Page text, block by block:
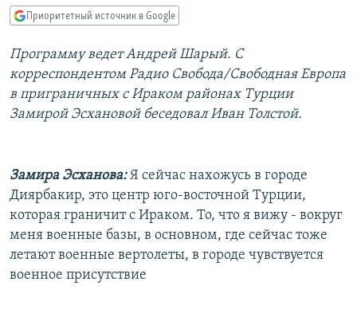
главной
навигации
Вернутся
поиску
IDEL.РЕАЛИИ
КАВКАЗ.РЕАЛИИ
СЕВЕР.РЕАЛИИ
СИБИРЬ.РЕАЛИИ
ПОДПИШИТЕСЬ НА РАССЫЛКУ
СОЦИАЛЬНЫЕ СЕТИ
Приоритетный источник в Google
Программу ведет Андрей Шарый. С
корреспондентом Радио Свобода/Свободная Европа
в приграничных с Ираком районах Турции
Замирой Эсхановой беседовал Иван Толстой.
Замира Эсханова:Я сейчас нахожусь в городе
Диярбакир, это центр юго-восточной Турции,
которая граничит с Ираком. То, что я вижу - вокруг
меня военные базы, в основном, где сейчас тоже
летают военные вертолеты, в городе чувствуется
военное присутствие